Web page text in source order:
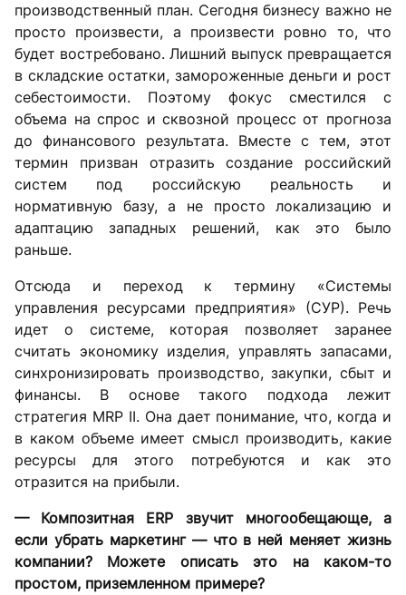
производственный план. Сегодня бизнесу важно не
просто произвести, а произвести ровно то, что
будет востребовано. Лишний выпуск превращается
в складские остатки, замороженные деньги и рост
себестоимости. Поэтому фокус сместился с
объема на спрос и сквозной процесс от прогноза
до финансового результата. Вместе с тем, этот
термин призван отразить создание российский
систем под российскую реальность и
нормативную базу, а не просто локализацию и
адаптацию западных решений, как это было
раньше.
Отсюда и переход к термину «Системы
управления ресурсами предприятия» (СУР). Речь
идет о системе, которая позволяет заранее
считать экономику изделия, управлять запасами,
синхронизировать производство, закупки, сбыт и
финансы. В основе такого подхода лежит
стратегия MRP II. Она дает понимание, что, когда и
в каком объеме имеет смысл производить, какие
ресурсы для этого потребуются и как это
отразится на прибыли.
— Композитная ERP звучит многообещающе, а
если убрать маркетинг — что в ней меняет жизнь
компании? Можете описать это на каком-то
простом, приземленном примере?